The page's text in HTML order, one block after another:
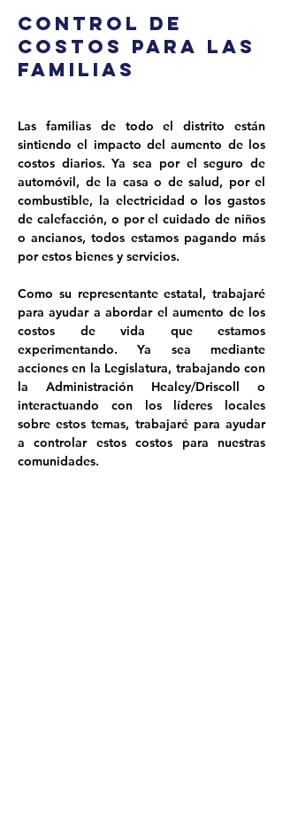
CONTROL DE
COSTOS PARA LAS
FAMILIAS
Las familias de todo el distrito están
sintiendo el impacto del aumento de los
costos diarios. Ya sea por el seguro de
automóvil, de la casa o de salud, por el
combustible, la electricidad o los gastos
de calefacción, o por el cuidado de niños
o ancianos, todos estamos pagando más
por estos bienes y servicios.
Como su representante estatal, trabajaré
para ayudar a abordar el aumento de los
costos de vida que estamos
experimentando. Ya sea mediante
acciones en la Legislatura, trabajando con
la Administración Healey/Driscoll o
interactuando con los líderes locales
sobre estos temas, trabajaré para ayudar
a controlar estos costos para nuestras
comunidades.